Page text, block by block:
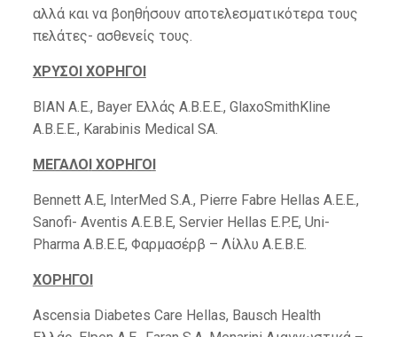
αλλά και να βοηθήσουν αποτελεσματικότερα τους
πελάτες- ασθενείς τους.
ΧΡΥΣΟΙ ΧΟΡΗΓΟΙ
ΒΙΑΝ Α.Ε., Bayer Ελλάς Α.Β.E.E., GlaxoSmithKline
A.B.E.E., Karabinis Medical SA.
ΜΕΓΑΛΟ ΧΟΡΗΓΟ
Bennett A.E, InterMed S.A., Pierre Fabre Hellas Α.Ε.Ε.,
Sanofi- Aventis A.E.B.E, Servier Hellas E.P.E, Uni-
Pharma Α.Β.Ε.Ε, Φαρμασέρβ – Λίλλυ Α.Ε.Β.Ε.
ΧΟΡΗΓΟ
Ascensia Diabetes Care Hellas, Bausch Health